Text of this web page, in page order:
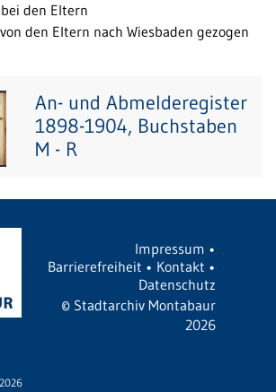
den Eltern
den Eltern nach Wiesbaden gezogen
An- und Abmelderegister
1898-1904, Buchstaben
M - R
Impressum •
Barrierefreiheit • Kontakt •
Datenschutz
© Stadtarchiv Montabaur
2026